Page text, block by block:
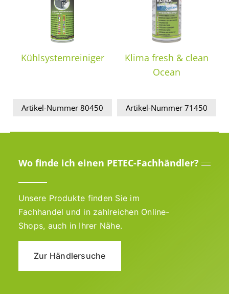
Kühlsystemreiniger
Artikel-Nummer 80450
Klima fresh & clean
Ocean
Artikel-Nummer 71450
Wo finde ich einen PETEC-Fachhändler?
Unsere Produkte finden Sie im
Fachhandel und in zahlreichen Online-
Shops, auch in Ihrer Nähe.
Zur Händlersuche